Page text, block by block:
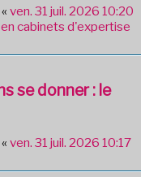
« ven. 31 juil. 2026 10:20
cabinets d'expertise
se donner : le
« ven. 31 juil. 2026 10:17